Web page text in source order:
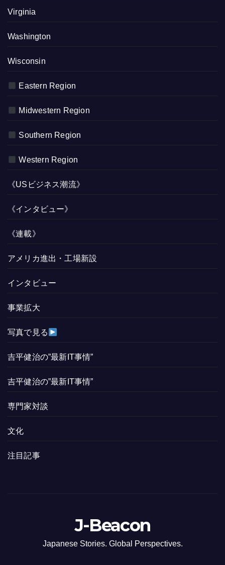
Virginia
Washington
Wisconsin
Eastern Region
Midwestern Region
Southern Region
Western Region
《USビジネス潮流》
《インタビュー》
《連載》
アメリカ進出・工場新設
インタビュー
事業拡大
写真で見る
吉平健治の”最新IT事情”
吉平健治の”最新IT事情”
専門家対談
文化
注目記事
J-Beacon
Japanese Stories. Global Perspectives.